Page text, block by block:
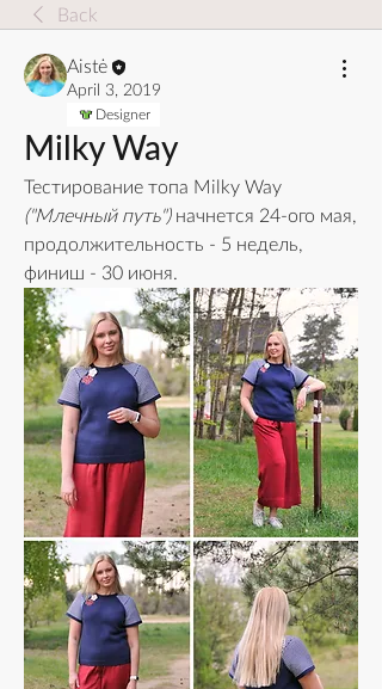
Back
Aistė
April 3, 2019
Designer
Milky Way
("Млечный путь") начнется 24-ого мая,
продолжительность - 5 недель,
финиш - 30 июня.